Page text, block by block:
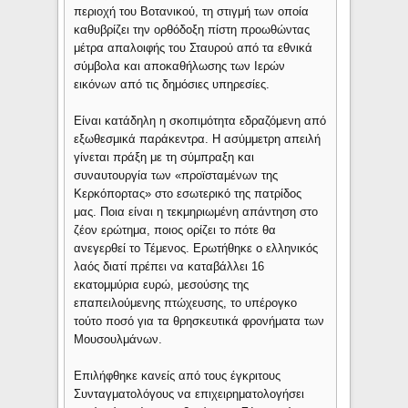
περιοχή του Βοτανικού, τη στιγμή των οποία
καθυβρίζει την ορθόδοξη πίστη προωθώντας
μέτρα απαλοιφής του Σταυρού από τα εθνικά
σύμβολα και αποκαθήλωσης των Ιερών
εικόνων από τις δημόσιες υπηρεσίες.
Είναι κατάδηλη η σκοπιμότητα εδραζόμενη από
εξωθεσμικά παράκεντρα. Η ασύμμετρη απειλή
γίνεται πράξη με τη σύμπραξη και
συναυτουργία των «προϊσταμένων της
Κερκόπορτας» στο εσωτερικό της πατρίδος
μας. Ποια είναι η τεκμηριωμένη απάντηση στο
ζέον ερώτημα, ποιος ορίζει το πότε θα
ανεγερθεί το Τέμενος. Ερωτήθηκε ο ελληνικός
λαός διατί πρέπει να καταβάλλει 16
εκατομμύρια ευρώ, μεσούσης της
επαπειλούμενης πτώχευσης, το υπέρογκο
τούτο ποσό για τα θρησκευτικά φρονήματα των
Μουσουλμάνων.
Επιλήφθηκε κανείς από τους έγκριτους
Συνταγματολόγους να επιχειρηματολογήσει